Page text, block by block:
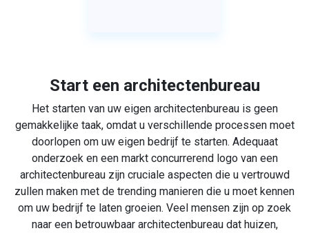
Start een architectenbureau
Het starten van uw eigen architectenbureau is geen
gemakkelijke taak, omdat u verschillende processen moet
doorlopen om uw eigen bedrijf te starten. Adequaat
onderzoek en een markt concurrerend logo van een
architectenbureau zijn cruciale aspecten die u vertrouwd
zullen maken met de trending manieren die u moet kennen
om uw bedrijf te laten groeien. Veel mensen zijn op zoek
naar een betrouwbaar architectenbureau dat huizen,